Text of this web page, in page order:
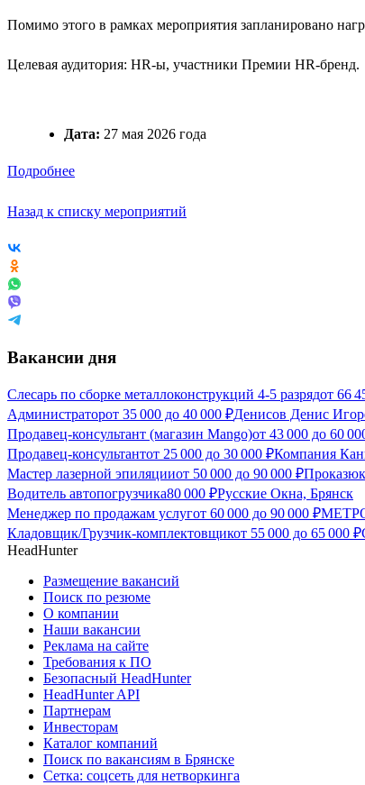
Помимо этого в рамках мероприятия запланировано
Целевая аудитория: HR-ы, участники Премии HR-бренд.
Дата: 27 мая 2026 года
Подробнее
Назад к списку мероприятий
Вакансии дня
Слесарь по сборке металлоконструкций 4-5 разрядот 66
Администраторот 35 000 до 40 000 ₽Денисов Денис
Продавец-консультант (магазин Mango)от 43 000 до 60
Продавец-консультантот 25 000 до 30 000 ₽Компания
Мастер лазерной эпиляцииот 50 000 до 90 000 ₽
Водитель автопогрузчика80 000 ₽Русские Окна, Брянск
Менеджер по продажам услугот 60 000 до 90 000 ₽
Кладовщик/Грузчик-комплектовщикот 55 000 до 65 000 ₽
HeadHunter
Размещение вакансий
Поиск по резюме
О компании
Наши вакансии
Реклама на сайте
Требования к ПО
Безопасный HeadHunter
HeadHunter API
Партнерам
Инвесторам
Каталог компаний
Поиск по вакансиям в Брянске
Сетка: соцсеть для нетворкинга